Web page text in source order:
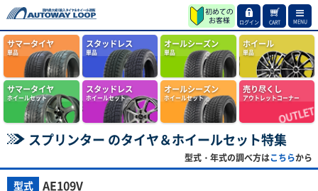
ログイン CART MENU
サマータイヤ
単品
スタッドレス
単品
オールシーズン
単品
ホイール
単品
サマータイヤ
ホイールセット
スタッドレス
ホイールセット
オールシーズン
ホイールセット
売り尽くし
アウトレットコーナー
スプリンター のタイヤ＆ホイールセット特集
型式・年式の調べ方はこちらから
型式 AE109V